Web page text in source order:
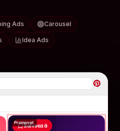
Ads Carousel
Idea Ads
Promovat
Salvează